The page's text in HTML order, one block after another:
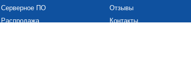
Серверное ПО
Распродажа
Отзывы
Контакты